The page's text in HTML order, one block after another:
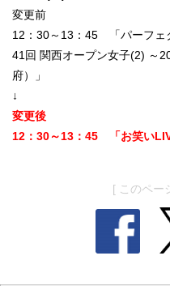
変更前
12：30～13：45 「パーフェ
41回 関西オープン女子(2) ～
府）」
↓
変更後
12：30～13：45 「お笑い
[ このペー